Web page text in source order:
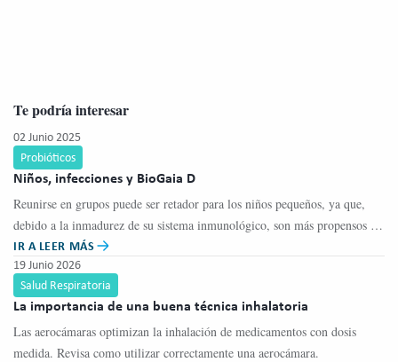
Te podría interesar
02 Junio 2025
Probióticos
Niños, infecciones y BioGaia D
Reunirse en grupos puede ser retador para los niños pequeños, ya que,
debido a la inmadurez de su sistema inmunológico, son más propensos a
contraer infecciones.
IR A LEER MÁS
19 Junio 2026
Salud Respiratoria
La importancia de una buena técnica inhalatoria
Las aerocámaras optimizan la inhalación de medicamentos con dosis
medida. Revisa como utilizar correctamente una aerocámara.